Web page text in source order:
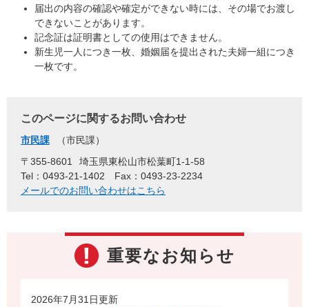
届出の内容の確認や確定ができない時には、その場でお渡し
できないことがあります。
記念証は証明書としての使用はできません。
新生児一人につき一枚、婚姻届を提出された夫婦一組につき
一枚です。
このページに関するお問い合わせ
市民課
市民課
〒355-8601
埼玉県東松山市松葉町1-1-58
Tel：0493-21-1402
Fax：0493-23-2234
メールでのお問い合わせはこちら
重要なお知らせ
2026年7月31日更新